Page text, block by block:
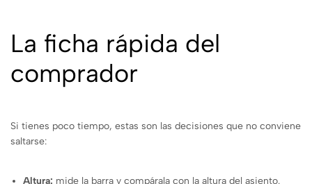
La ficha rápida del
comprador
Si tienes poco tiempo, estas son las decisiones que no conviene
saltarse:
Altura: mide la barra y compárala con la altura del asiento.